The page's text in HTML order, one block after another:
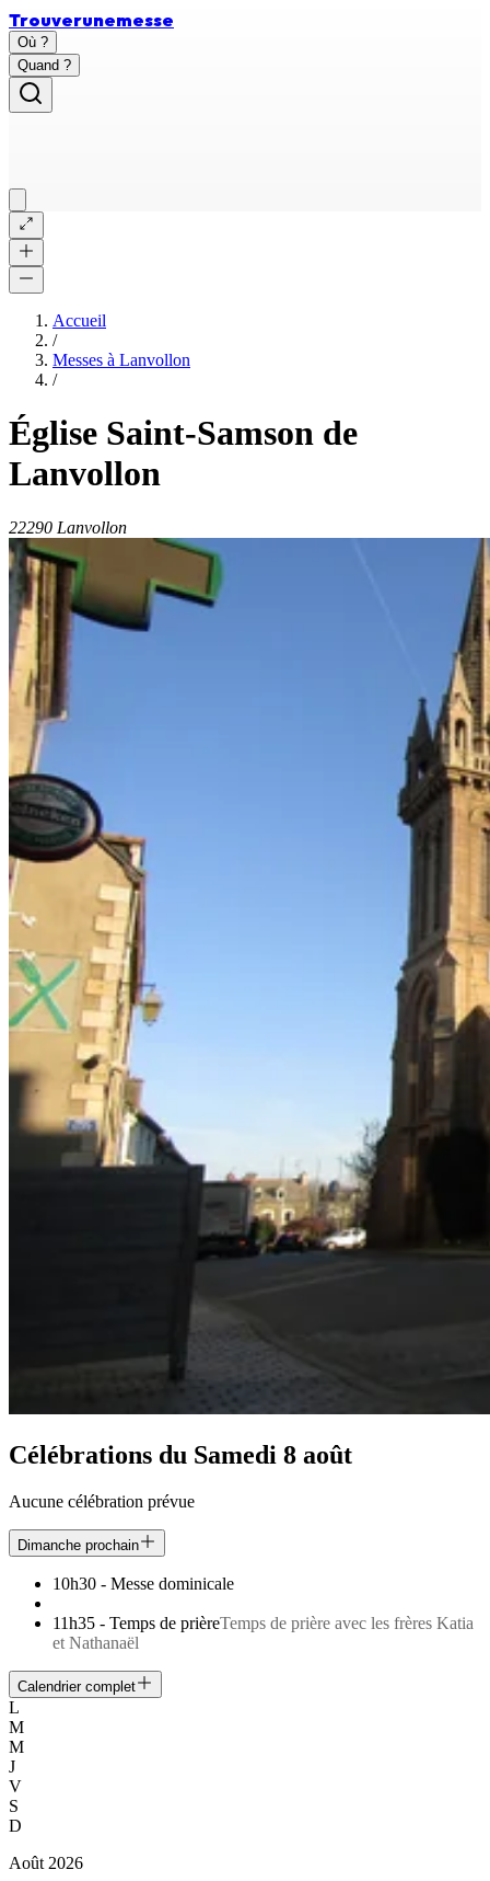
Trouverunemesse
Où ?
Quand ?
Accueil
/
Messes à Lanvollon
/
Église Saint-Samson de
Lanvollon
22290 Lanvollon
Célébrations du Samedi 8 août
Aucune célébration prévue
Dimanche prochain
10h30 - Messe dominicale
11h35 - Temps de prièreTemps de prière avec les frères Katia
et Nathanaël
Calendrier complet
L
M
M
J
V
S
D
Août 2026